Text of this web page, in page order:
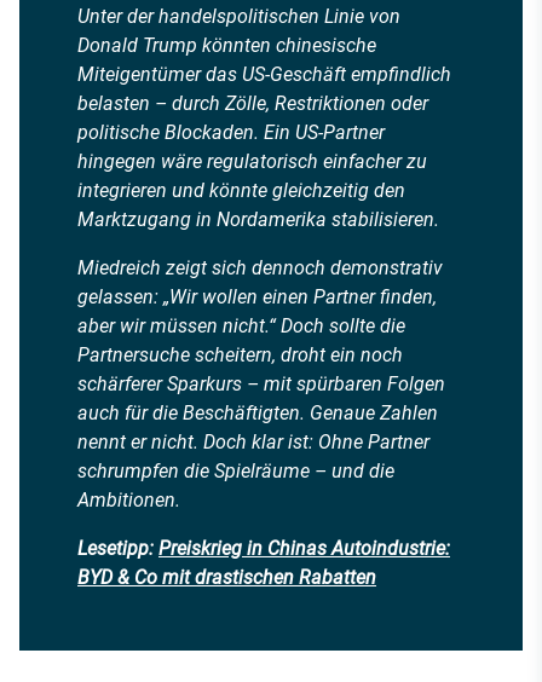
Unter der handelspolitischen Linie von
Donald Trump könnten chinesische
Miteigentümer das US-Geschäft empfindlich
belasten – durch Zölle, Restriktionen oder
politische Blockaden. Ein US-Partner
hingegen wäre regulatorisch einfacher zu
integrieren und könnte gleichzeitig den
Marktzugang in Nordamerika stabilisieren.
Miedreich zeigt sich dennoch demonstrativ
gelassen: „Wir wollen einen Partner finden,
aber wir müssen nicht.“ Doch sollte die
Partnersuche scheitern, droht ein noch
schärferer Sparkurs – mit spürbaren Folgen
auch für die Beschäftigten. Genaue Zahlen
nennt er nicht. Doch klar ist: Ohne Partner
schrumpfen die Spielräume – und die
Ambitionen.
Lesetipp: Preiskrieg in Chinas Autoindustrie:
BYD & Co mit drastischen Rabatten